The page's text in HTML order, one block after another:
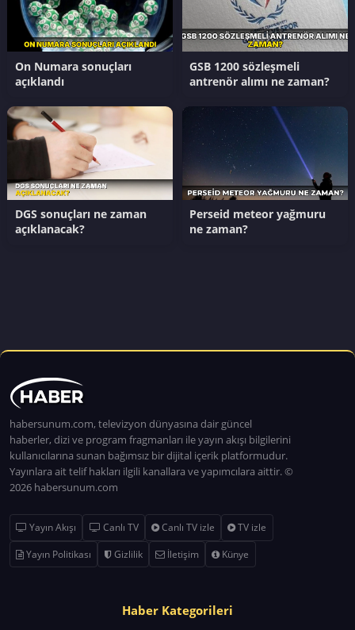
On Numara sonuçları
açıklandı
GSB 1200 sözleşmeli
antrenör alımı ne zaman?
DGS sonuçları ne zaman
açıklanacak?
Perseid meteor yağmuru
ne zaman?
habersunum.com, televizyon dünyasına dair güncel
haberler, dizi ve program fragmanları ile yayın akışı bilgilerini
kullanıcılarına sunan bağımsız bir dijital içerik platformudur.
Yayınlara ait telif hakları ilgili kanallara ve yapımcılara aittir. ©
2026 habersunum.com
Yayın Akışı Canlı TV Canlı TV izle
TV izle
Yayın Politikası
Gizlilik İletişim Künye
Haber Kategorileri